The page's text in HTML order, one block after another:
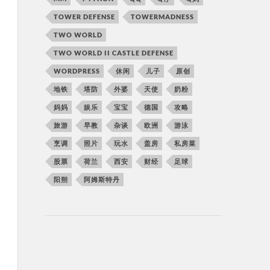
TOWER DEFENSE TOWERMADNESS
TWO WORLD
TWO WORLD II CASTLE DEFENSE
WORDPRESS 休闲 儿子 原创
地铁 塔防 外婆 天使 奶粉
妈妈 娱乐 宝宝 德国 攻略
旅游 早教 杂谈 欧洲 游泳
烹调 照片 玩水 盖房 私房菜
股票 荷兰 西安 财经 足球
阳朔 阿姆斯特丹